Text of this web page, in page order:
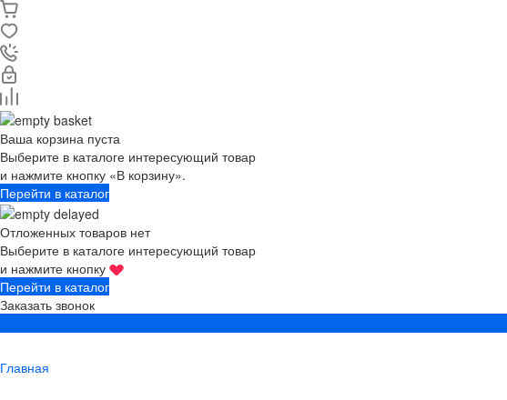
Ваша корзина пуста
Выберите в каталоге интересующий товар
и нажмите кнопку «В корзину».
Перейти в каталог
Отложенных товаров нет
Выберите в каталоге интересующий товар
и нажмите кнопку
Перейти в каталог
Заказать звонок
Главная